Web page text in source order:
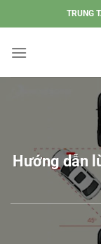
đến
dung
TRUNG
Hướng dẫn